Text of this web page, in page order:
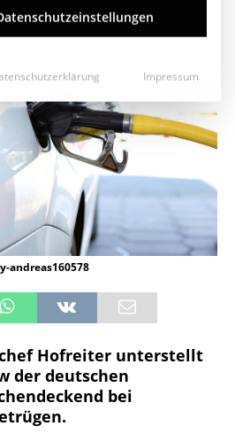
andreas160578
Hofreiter unterstellt
der deutschen
bei